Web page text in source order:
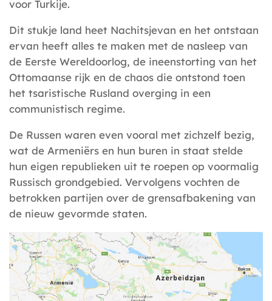
voor Turkije.
Dit stukje land heet Nachitsjevan en het ontstaan
ervan heeft alles te maken met de nasleep van
de Eerste Wereldoorlog, de ineenstorting van het
Ottomaanse rijk en de chaos die ontstond toen
het tsaristische Rusland overging in een
communistisch regime.
De Russen waren even vooral met zichzelf bezig,
wat de Armeniërs en hun buren in staat stelde
hun eigen republieken uit te roepen op voormalig
Russisch grondgebied. Vervolgens vochten de
betrokken partijen over de grensafbakening van
de nieuw gevormde staten.